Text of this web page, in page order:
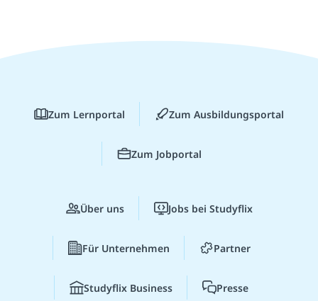
Zum Lernportal Zum Ausbildungsportal
Zum Jobportal
Über uns Jobs bei Studyflix
Für Unternehmen Partner
Studyflix Business Presse